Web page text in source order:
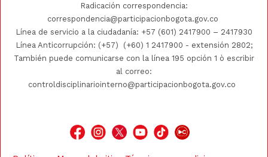
Radicación correspondencia:
correspondencia@participacionbogota.gov.co
Línea de servicio a la ciudadanía: +57 (601) 2417900 – 2417930
Línea Anticorrupción: (+57)
(+60) 1 2417900 - extensión 2802;
También puede comunicarse con la línea 195 opción 1 ò escribir
al correo:
controldisciplinariointerno@participacionbogota.gov.co